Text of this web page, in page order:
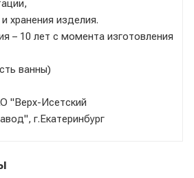
хранения изделия.
– 10 лет с момента изготовления
ванны)
"Верх-Исетский
г.Екатеринбург